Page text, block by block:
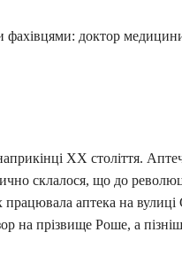
доктор
XX століття.
склалося, що до
аптека на вулиці
на прізвище Роше, а